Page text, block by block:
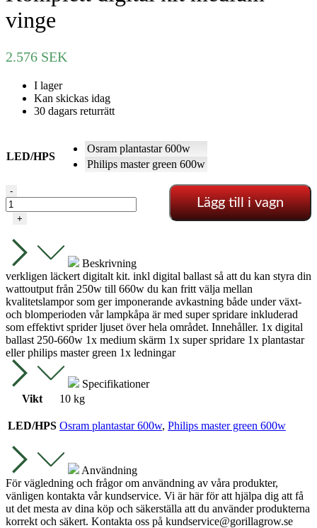
vinge
2.576 SEK
I lager
Kan skickas idag
30 dagars returrätt
LED/HPS
Osram plantastar 600w
Philips master green 600w
Komplett
digital
kit
vinge
mängd
-
+
Lägg till i vagn
Beskrivning
verkligen läckert digitalt kit. inkl digital ballast så att du kan styra din
wattoutput från 250w till 660w du kan fritt välja mellan
kvalitetslampor som ger imponerande avkastning både under växt-
och blomperioden vår lampkåpa är med super spridare inkluderad
som effektivt sprider ljuset över hela området. Innehåller. 1x digital
ballast 250-660w 1x medium skärm 1x super spridare 1x plantastar
eller philips master green 1x ledningar
Specifikationer
Vikt
10 kg
LED/HPS Osram plantastar 600w, Philips master green 600w
Användning
För vägledning och frågor om användning av våra produkter,
vänligen kontakta vår kundservice. Vi är här för att hjälpa dig att få
ut det mesta av dina köp och säkerställa att du använder produkterna
korrekt och säkert. Kontakta oss på kundservice@gorillagrow.se